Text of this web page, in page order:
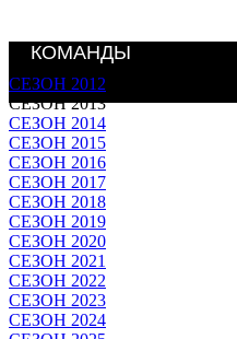
КОМАНДЫ
СЕЗОН 2012
СЕЗОН 2013
СЕЗОН 2014
СЕЗОН 2015
СЕЗОН 2016
СЕЗОН 2017
СЕЗОН 2018
СЕЗОН 2019
СЕЗОН 2020
СЕЗОН 2021
СЕЗОН 2022
СЕЗОН 2023
СЕЗОН 2024